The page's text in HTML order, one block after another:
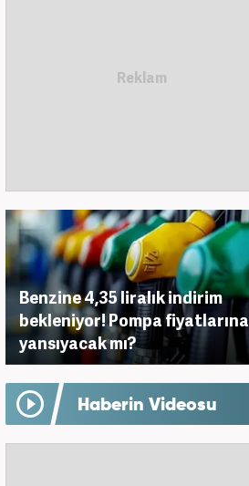
Benzine 4,35 liralık indirim
bekleniyor! Pompa fiyatlarına
yansıyacak mı?
Haberin Videosu